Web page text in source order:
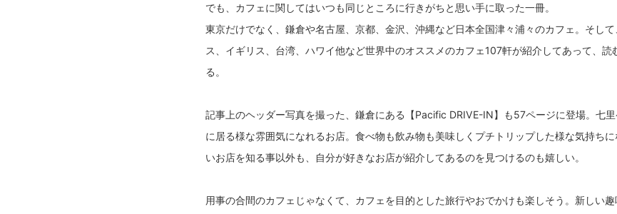
でも、カフェに関してはいつも同じところに行きがちと思い手に取った一冊。
東京だけでなく、鎌倉や名古屋、京都、金沢、沖縄など日本全国津々浦々のカフェ。そし
ス、イギリス、台湾、ハワイ他など世界中のオススメのカフェ107軒が紹介してあって、
る。
記事上のヘッダー写真を撮った、鎌倉にある【Pacific DRIVE-IN】も57ページに登場。七
に居る様な雰囲気になれるお店。食べ物も飲み物も美味しくプチトリップした様な気持ち
いお店を知る事以外も、自分が好きなお店が紹介してあるのを見つけるのも嬉しい。
用事の合間のカフェじゃなくて、カフェを目的とした旅行やおでかけも楽しそう。新しい趣